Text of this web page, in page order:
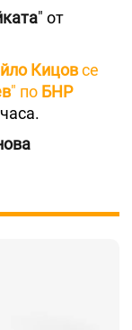
" от
Кицовсе
" по БНР